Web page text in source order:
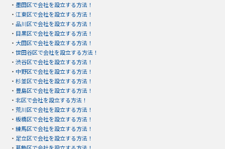
・ 墨田区で会社を設立する方法！
・ 江東区で会社を設立する方法！
・ 品川区で会社を設立する方法！
・ 目黒区で会社を設立する方法！
・ 大田区で会社を設立する方法！
・ 世田谷区で会社を設立する方法！
・ 渋谷区で会社を設立する方法！
・ 中野区で会社を設立する方法！
・ 杉並区で会社を設立する方法！
・ 豊島区で会社を設立する方法！
・ 北区で会社を設立する方法！
・ 荒川区で会社を設立する方法！
・ 板橋区で会社を設立する方法！
・ 練馬区で会社を設立する方法！
・ 足立区で会社を設立する方法！